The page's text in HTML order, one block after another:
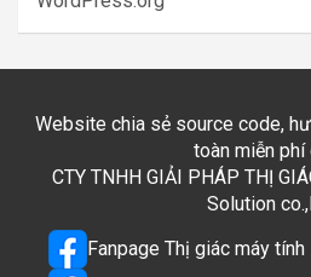
Website chia sẻ source code,
toàn miễn phí
CTY TNHH GIẢI PHÁP THỊ
Solution
Fanpage Thị giác máy tính